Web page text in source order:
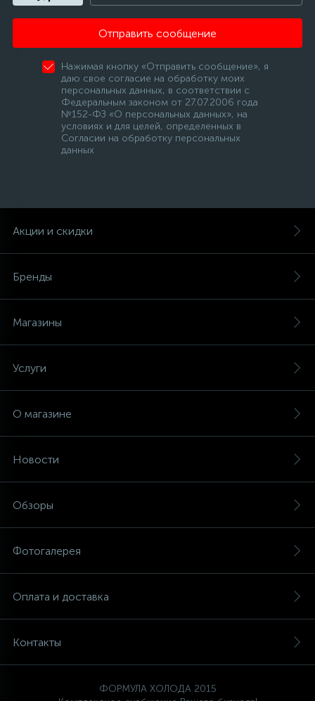
Отправить сообщение
Нажимая кнопку «Отправить сообщение», я
даю свое согласие на обработку моих
персональных данных, в соответствии с
Федеральным законом от 27.07.2006 года
№152-ФЗ «О персональных данных», на
условиях и для целей, определенных в
Согласии на обработку персональных
данных
Акции и скидки
Бренды
Магазины
Услуги
О магазине
Новости
Обзоры
Фотогалерея
Оплата и доставка
Контакты
ФОРМУЛА ХОЛОДА 2015